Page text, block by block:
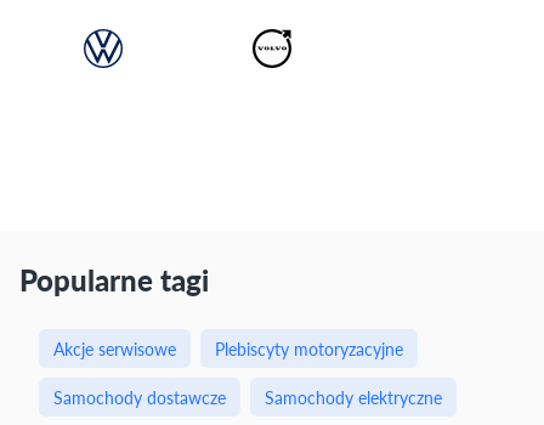
Popularne tagi
Akcje serwisowe
Plebiscyty motoryzacyjne
Samochody dostawcze
Samochody elektryczne